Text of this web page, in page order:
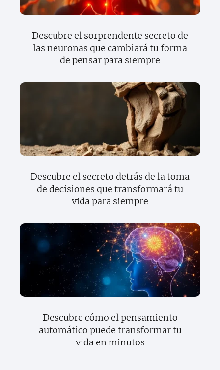
Descubre el sorprendente secreto de
las neuronas que cambiará tu forma
de pensar para siempre
Descubre el secreto detrás de la toma
de decisiones que transformará tu
vida para siempre
Descubre cómo el pensamiento
automático puede transformar tu
vida en minutos